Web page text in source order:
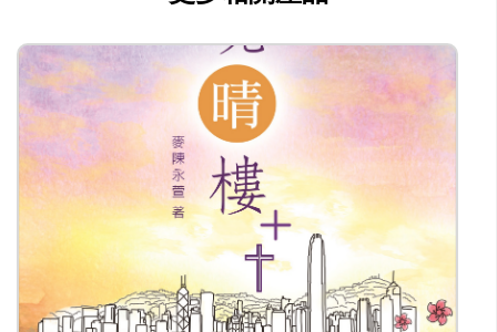
florence.leung@acsm.hk